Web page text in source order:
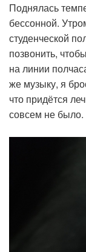
Поднялась
бессонной.
студенческой
позвонить,
на линии
же музыку, я
что придётся
совсем не было.